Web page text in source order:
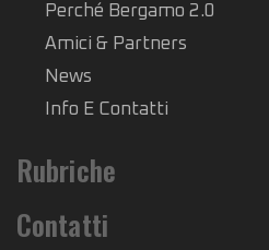
Perché Bergamo 2.0
Amici & Partners
News
Info E Contatti
Rubriche
Contatti